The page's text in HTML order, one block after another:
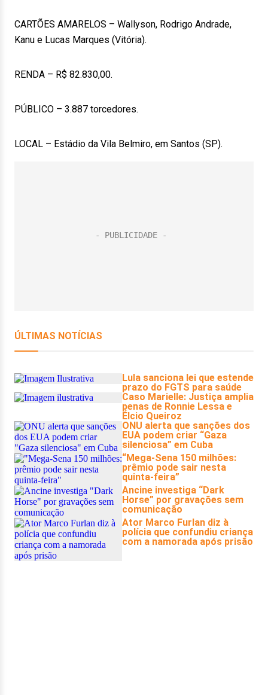
CARTÕES AMARELOS – Wallyson, Rodrigo Andrade,
Kanu e Lucas Marques (Vitória).
RENDA – R$ 82.830,00.
PÚBLICO – 3.887 torcedores.
LOCAL – Estádio da Vila Belmiro, em Santos (SP).